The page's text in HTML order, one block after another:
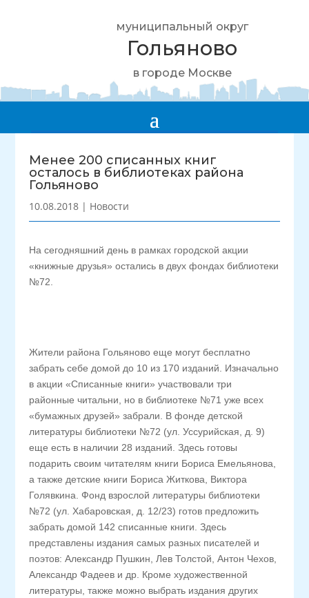
муниципальный округ
Гольяново
в городе Москве
Менее 200 списанных книг
осталось в библиотеках района
Гольяново
10.08.2018 | Новости
На сегодняшний день в рамках городской акции
«книжные друзья» остались в двух фондах библиотеки
№72.
Жители района Гольяново еще могут бесплатно
забрать себе домой до 10 из 170 изданий. Изначально
в акции «Списанные книги» участвовали три
районные читальни, но в библиотеке №71 уже всех
«бумажных друзей» забрали. В фонде детской
литературы библиотеки №72 (ул. Уссурийская, д. 9)
еще есть в наличии 28 изданий. Здесь готовы
подарить своим читателям книги Бориса Емельянова,
а также детские книги Бориса Житкова, Виктора
Голявкина. Фонд взрослой литературы библиотеки
№72 (ул. Хабаровская, д. 12/23) готов предложить
забрать домой 142 списанные книги. Здесь
представлены издания самых разных писателей и
поэтов: Александр Пушкин, Лев Толстой, Антон Чехов,
Александр Фадеев и др. Кроме художественной
литературы, также можно выбрать издания других